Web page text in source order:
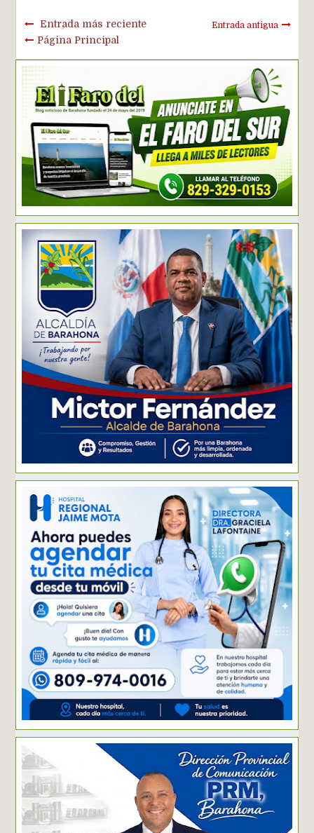
Entrada más reciente Entrada antigua
Página Principal